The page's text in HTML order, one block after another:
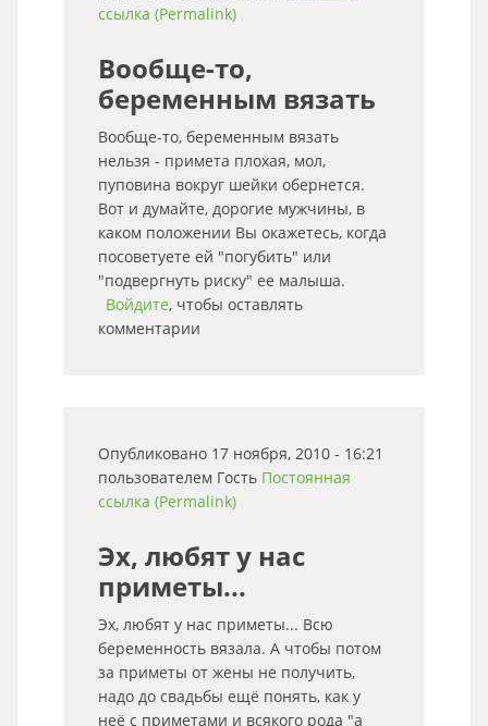
ссылка (Permalink)
Вообще-то,
беременным вязать
Вообще-то, беременным вязать
нельзя - примета плохая, мол,
пуповина вокруг шейки обернется.
Вот и думайте, дорогие мужчины, в
каком положении Вы окажетесь, когда
посоветуете ей "погубить" или
"подвергнуть риску" ее малыша.
Войдите, чтобы оставлять
комментарии
Опубликовано 17 ноября, 2010 - 16:21
пользователем Гость Постоянная
ссылка (Permalink)
Эх, любят у нас
приметы...
Эх, любят у нас приметы... Всю
беременность вязала. А чтобы потом
за приметы от жены не получить,
надо до свадьбы ещё понять, как у
неё с приметами и всякого рода "а